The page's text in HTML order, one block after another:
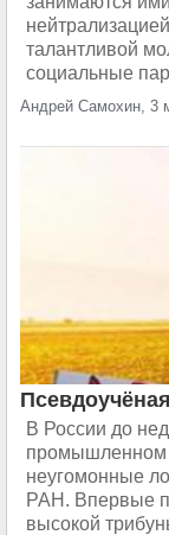
талантливой
социальные
Андрей Самохин, 3
В России до
промышленном
неугомонные
РАН. Впервые
высокой